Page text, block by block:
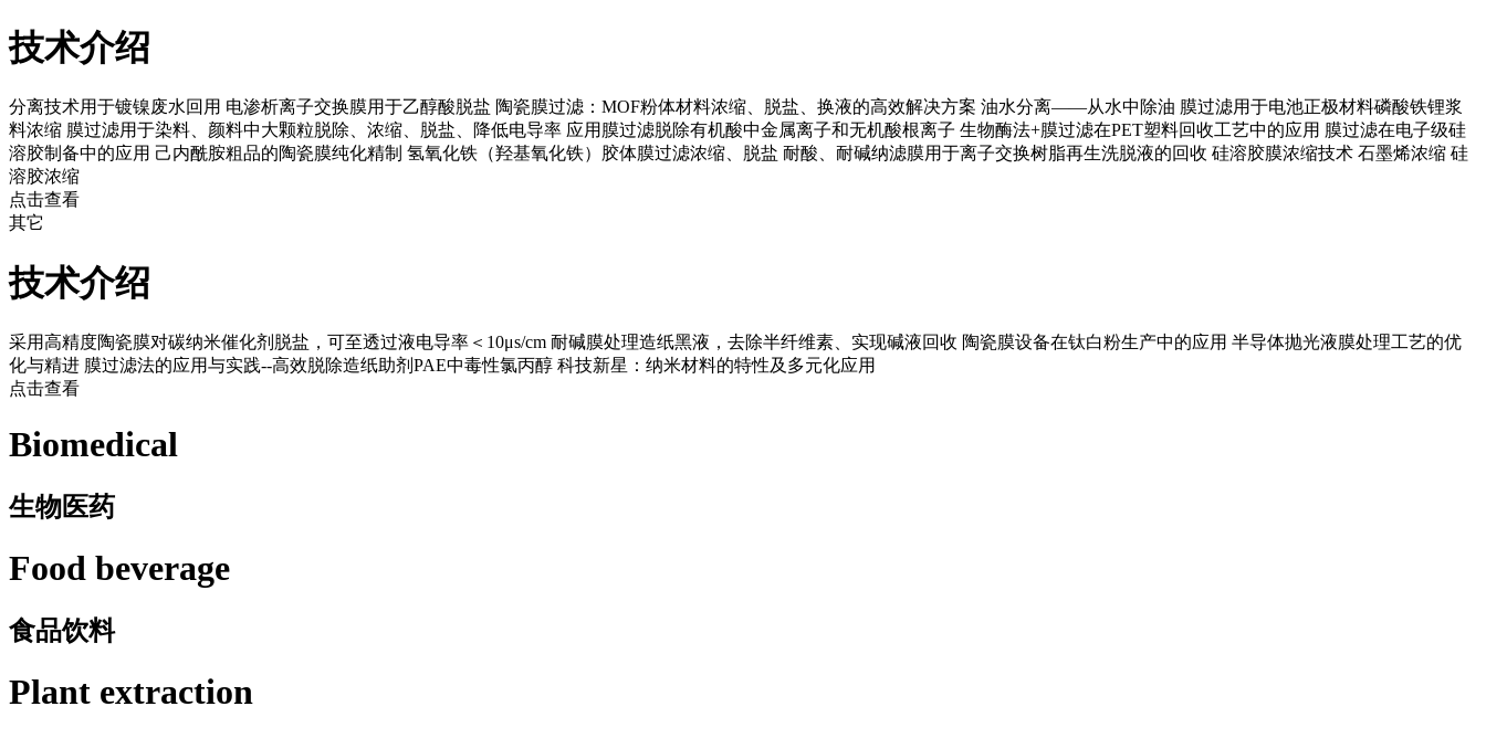
技术介绍
分离技术用于镀镍废水回用 电渗析离子交换膜用于乙醇酸脱盐 陶瓷膜过滤：MOF粉体材料浓缩、脱盐、换液的高效解决方案 油水分离——从水中除油 膜过滤用于电池正极材料磷酸铁锂浆
料浓缩 膜过滤用于染料、颜料中大颗粒脱除、浓缩、脱盐、降低电导率 应用膜过滤脱除有机酸中金属离子和无机酸根离子 生物酶法+膜过滤在PET塑料回收工艺中的应用 膜过滤在电子级硅
溶胶制备中的应用 己内酰胺粗品的陶瓷膜纯化精制 氢氧化铁（羟基氧化铁）胶体膜过滤浓缩、脱盐 耐酸、耐碱纳滤膜用于离子交换树脂再生洗脱液的回收 硅溶胶膜浓缩技术 石墨烯浓缩 硅
溶胶浓缩
点击查看
其它
技术介绍
采用高精度陶瓷膜对碳纳米催化剂脱盐，可至透过液电导率＜10μs/cm 耐碱膜处理造纸黑液，去除半纤维素、实现碱液回收 陶瓷膜设备在钛白粉生产中的应用 半导体抛光液膜处理工艺的优
化与精进 膜过滤法的应用与实践--高效脱除造纸助剂PAE中毒性氯丙醇 科技新星：纳米材料的特性及多元化应用
点击查看
Biomedical
生物医药
Food beverage
食品饮料
Plant extraction